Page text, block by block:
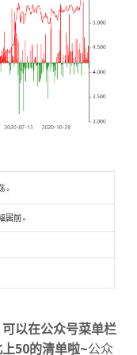
可以在公众号菜单栏
50的清单啦~公众